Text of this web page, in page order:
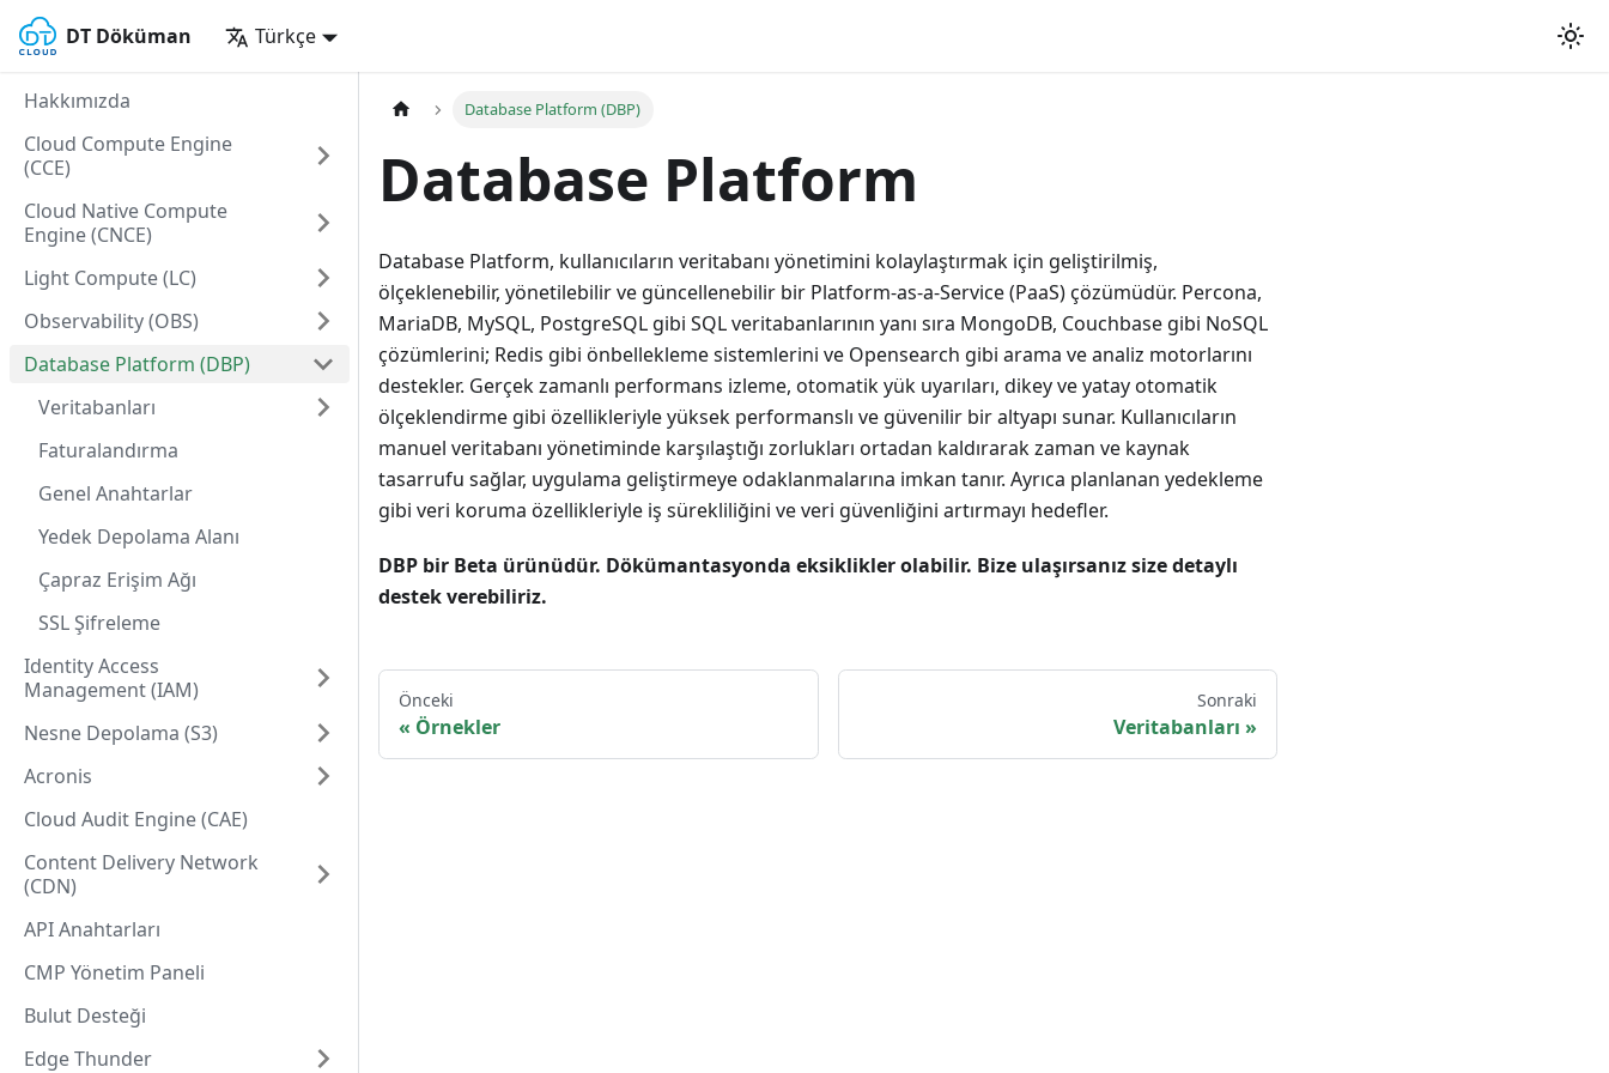
DT Döküman Türkçe
Hakkımızda
Cloud Compute Engine
(CCE)
Cloud Native Compute
Engine (CNCE)
Light Compute (LC)
Observability (OBS)
Database Platform (DBP)
Veritabanları
Faturalandırma
Genel Anahtarlar
Yedek Depolama Alanı
Çapraz Erişim Ağı
SSL Şifreleme
Identity Access
Management (IAM)
Nesne Depolama (S3)
Acronis
Cloud Audit Engine (CAE)
Content Delivery Network
(CDN)
API Anahtarları
CMP Yönetim Paneli
Bulut Desteği
Edge Thunder
Database Platform (DBP)
Database Platform
Database Platform, kullanıcıların veritabanı yönetimini kolaylaştırmak için geliştirilmiş,
ölçeklenebilir, yönetilebilir ve güncellenebilir bir Platform-as-a-Service (PaaS) çözümüdür. Percona,
MariaDB, MySQL, PostgreSQL gibi SQL veritabanlarının yanı sıra MongoDB, Couchbase gibi NoSQL
çözümlerini; Redis gibi önbellekleme sistemlerini ve Opensearch gibi arama ve analiz motorlarını
destekler. Gerçek zamanlı performans izleme, otomatik yük uyarıları, dikey ve yatay otomatik
ölçeklendirme gibi özellikleriyle yüksek performanslı ve güvenilir bir altyapı sunar. Kullanıcıların
manuel veritabanı yönetiminde karşılaştığı zorlukları ortadan kaldırarak zaman ve kaynak
tasarrufu sağlar, uygulama geliştirmeye odaklanmalarına imkan tanır. Ayrıca planlanan yedekleme
gibi veri koruma özellikleriyle iş sürekliliğini ve veri güvenliğini artırmayı hedefler.
DBP bir Beta ürünüdür. Dökümantasyonda eksiklikler olabilir. Bize ulaşırsanız size detaylı
destek verebiliriz.
Önceki
Örnekler
Sonraki
Veritabanları